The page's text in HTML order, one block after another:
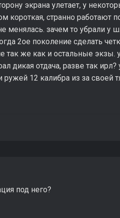
экрана улетает, у
короткая, странно работают
менялась. зачем то убрали у
2ое поколение сделать
так же как и остальные
дикая отдача, разве так ирл?
12 калибра из за своей
под него?